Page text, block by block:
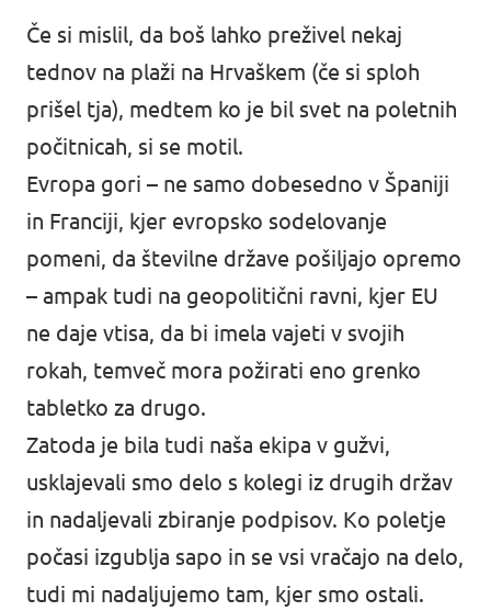
Če si mislil, da boš lahko preživel nekaj
tednov na plaži na Hrvaškem (če si sploh
prišel tja), medtem ko je bil svet na poletnih
počitnicah, si se motil.
Evropa gori – ne samo dobesedno v Španiji
in Franciji, kjer evropsko sodelovanje
pomeni, da številne države pošiljajo opremo
– ampak tudi na geopolitični ravni, kjer EU
ne daje vtisa, da bi imela vajeti v svojih
rokah, temveč mora požirati eno grenko
tabletko za drugo.
Zatoda je bila tudi naša ekipa v gužvi,
usklajevali smo delo s kolegi iz drugih držav
in nadaljevali zbiranje podpisov. Ko poletje
počasi izgublja sapo in se vsi vračajo na delo,
tudi mi nadaljujemo tam, kjer smo ostali.